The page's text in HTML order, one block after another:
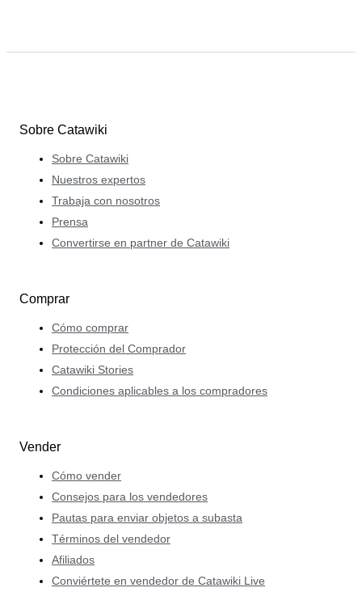
Sobre Catawiki
Sobre Catawiki
Nuestros expertos
Trabaja con nosotros
Prensa
Convertirse en partner de Catawiki
Comprar
Cómo comprar
Protección del Comprador
Catawiki Stories
Condiciones aplicables a los compradores
Vender
Cómo vender
Consejos para los vendedores
Pautas para enviar objetos a subasta
Términos del vendedor
Afiliados
Conviértete en vendedor de Catawiki Live